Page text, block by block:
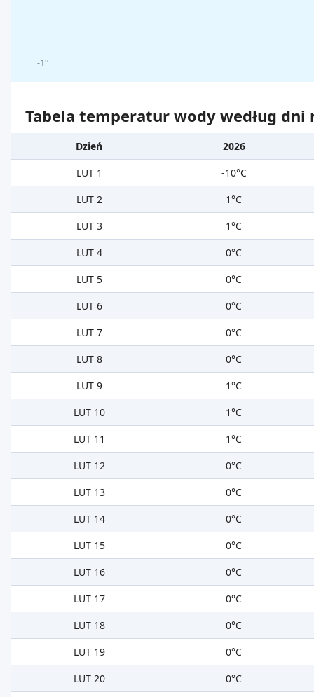
-1°
Tabela temperatur wody według dni
Dzień
2026
LUT 1
-10°C
LUT 2
1°C
LUT 3
1°C
LUT 4
0°C
LUT 5
0°C
LUT 6
0°C
LUT 7
0°C
LUT 8
0°C
LUT 9
1°C
LUT 10
1°C
LUT 11
1°C
LUT 12
0°C
LUT 13
0°C
LUT 14
0°C
LUT 15
0°C
LUT 16
0°C
LUT 17
0°C
LUT 18
0°C
LUT 19
0°C
LUT 20
0°C